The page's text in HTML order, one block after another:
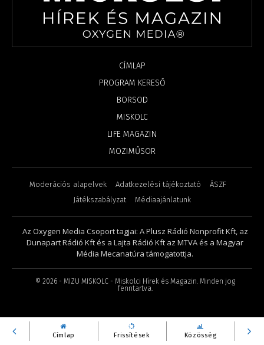
Címlap Frissítések Közösség
CÍMLAP
PROGRAM KERESŐ
BORSOD
MISKOLC
LIFE MAGAZIN
MOZIMŰSOR
Moderációs alapelvek Adatkezelési tájékoztató
ÁSZF
Játékszabályzat
Médiaajánlatunk
Az Oxygen Media Csoport tagjai: A Plusz Rádió Nonprofit Kft, az
Dunapart Rádió Kft és a Lajta Rádió Kft az MTVA és a Magyar
Média Mecanatúra támogatottja.
© 2026- MIZU MISKOLC - Miskolci Hírek és Magazin. Minden jog
fenntartva.